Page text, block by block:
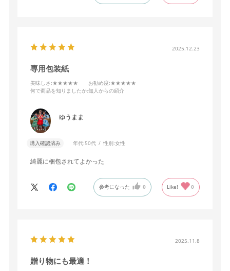
2025.12.23
専用包装紙
美味しさ :★★★★★ お勧め度:★★★★★
何で商品を知りましたか:知人からの紹介
ゆうまま
購入確認済み 年代:50代 性別:女性
綺麗に梱包されてよかった
参考になった 0 Like! 0
2025.11.8
贈り物にも最適！